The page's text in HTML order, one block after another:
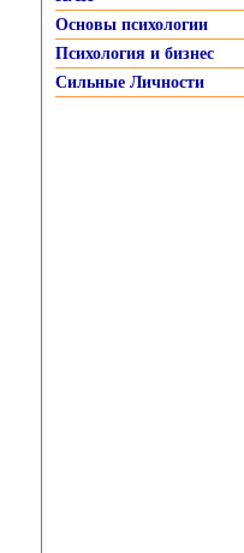
Основы психологии
Психология и бизнес
Сильные Личности